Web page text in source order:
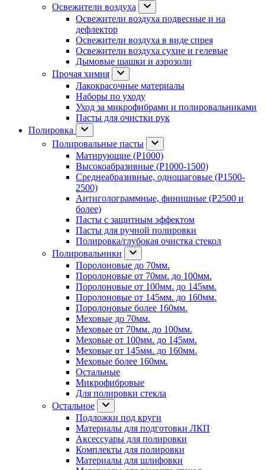
Освежители воздуха
Освежители воздуха подвесные и на
дефлектор
Освежители воздуха в виде спрея
Освежители воздуха сухие и гелевые
Дымовые шашки и аэрозоли
Прочая химия
Лакокрасочные материалы
Наборы по уходу
Уход за микрофибрами и полировальниками
Пасты для очистки рук
Полировка
Полировальные пасты
Матирующие (P1000)
Высокоабразивные (P1000-1500)
Среднеабразивные, одношаговые (P1500-
2500)
Антиголограммные, финишные (P2500 и
более)
Пасты с защитным эффектом
Пасты для ручной полировки
Полировка/глубокая очистка стекол
Полировальники
Поролоновые до 70мм.
Поролоновые от 70мм. до 100мм.
Поролоновые от 100мм. до 145мм.
Поролоновые от 145мм. до 160мм.
Поролоновые более 160мм.
Меховые до 70мм.
Меховые от 70мм. до 100мм.
Меховые от 100мм. до 145мм.
Меховые от 145мм. до 160мм.
Меховые более 160мм.
Остальные
Микрофибровые
Для полировки стекла
Остальное
Подложки под круги
Материалы для подготовки ЛКП
Аксессуары для полировки
Комплекты для полировки
Материалы для шлифовки